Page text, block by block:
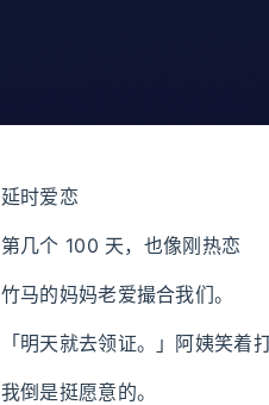
延时爱恋
第几个 100 天，也像刚热恋
竹马的妈妈老爱撮合我们。
「明天就去领证。」阿姨笑着打
我倒是挺愿意的。